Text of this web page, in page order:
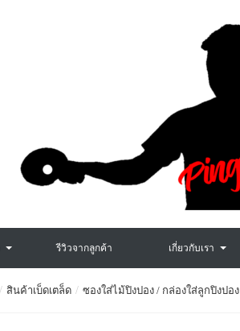
รีวิวจากลูกค้า เกี่ยวกับเรา
สินค้าเบ็ดเตล็ด ซองใส่ไม้ปิงปอง / กล่องใส่ลูกปิงปอง